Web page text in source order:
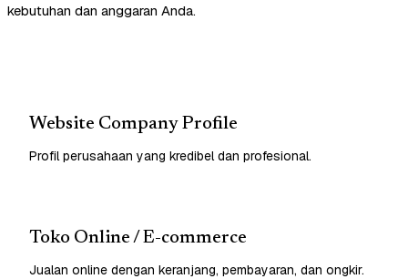
kebutuhan dan anggaran Anda.
Website Company Profile
Profil perusahaan yang kredibel dan profesional.
Toko Online / E-commerce
Jualan online dengan keranjang, pembayaran, dan ongkir.